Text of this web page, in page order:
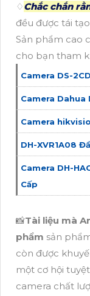
♢Chắc chắn
đều được tái
Sản phẩm cao
cho bạn tham
Camera DS-
Camera Dahua
Camera
DH-XVR1A08
Camera DH-
Cấp
📸Tài liệu mà
phẩm sản
còn được
một cơ hội
camera chất